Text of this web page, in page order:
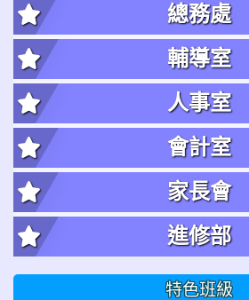
總務處
輔導室
人事室
會計室
家長會
進修部
特色班級